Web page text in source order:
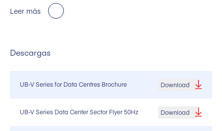
Leer más
Descargas
UB-V Series for Data Centres Brochure Download
UB-V Series Data Center Sector Flyer 50Hz Download